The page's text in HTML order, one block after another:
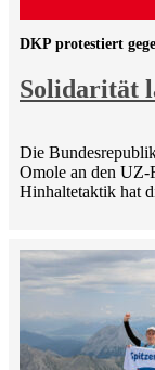
Solidarität
DKP protestiert
Die
Omole an den UZ-
Hinhaltetaktik hat